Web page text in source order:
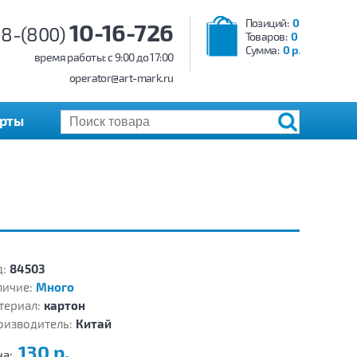
Позиций: 0
Товаров: 0
Сумма: 0 р.
8-(800)10-16-726
время работы: c 9:00 до 17:00
operator@art-mark.ru
84503
Много
картон
Китай
130 р.